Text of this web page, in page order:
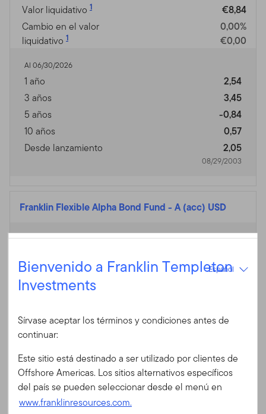
Iniciar sesión
ID de usuario
Contraseña
Valor liquidativo 1
€8,84
Cambio en el valor
liquidativo 1
0,00%
€0,00
Al 06/30/2026
1 año
2,54
3 años
3,45
5 años
-0,84
10 años
0,57
Desde lanzamiento
2,05
08/29/2003
Franklin Flexible Alpha Bond Fund - A (acc) USD
Divisa de la Clase de
USD
Al 07/31/2026
Cambio en el valor
liquidativo
1
-0,08%
Al 06/30/2026
1 año
3,77
3 años
5 años
Bienvenido a Franklin Templeton
Investments
Español
Sírvase aceptar los términos y condiciones antes de
continuar:
Este sitio está destinado a ser utilizado por clientes de
Offshore Americas. Los sitios alternativos específicos
del país se pueden seleccionar desde el menú en
www.franklinresources.com.